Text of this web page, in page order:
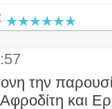
την
και